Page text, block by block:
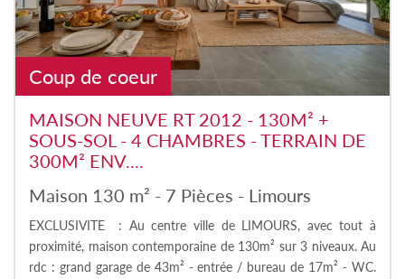
Coup de coeur
MAISON NEUVE RT 2012 - 130M² +
SOUS-SOL - 4 CHAMBRES - TERRAIN DE
300M² ENV....
Maison 130 m² - 7 Pièces - Limours
EXCLUSIVITE : Au centre ville de LIMOURS, avec tout à
proximité, maison contemporaine de 130m² sur 3 niveaux. Au
rdc : grand garage de 43m² - entrée / bureau de 17m² - WC.